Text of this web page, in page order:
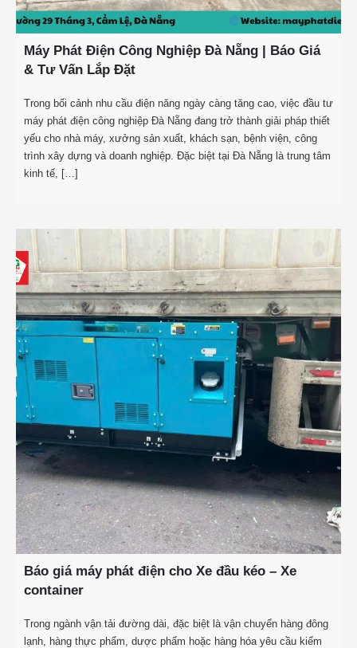
Máy Phát Điện Công Nghiệp Đà Nẵng | Báo Giá
& Tư Vấn Lắp Đặt
Trong bối cảnh nhu cầu điện năng ngày càng tăng cao, việc đầu tư
máy phát điện công nghiệp Đà Nẵng đang trở thành giải pháp thiết
yếu cho nhà máy, xưởng sản xuất, khách sạn, bệnh viện, công
trình xây dựng và doanh nghiệp. Đặc biệt tại Đà Nẵng là trung tâm
kinh tế, […]
Báo giá máy phát điện cho Xe đầu kéo – Xe
container
Trong ngành vận tải đường dài, đặc biệt là vận chuyển hàng đông
lạnh, hàng thực phẩm, dược phẩm hoặc hàng hóa yêu cầu kiểm